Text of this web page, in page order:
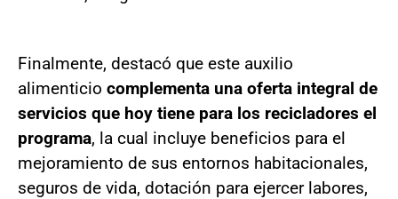
Finalmente, destacó que este auxilio
alimenticio complementa una oferta integral de
servicios que hoy tiene para los recicladores el
programa, la cual incluye beneficios para el
mejoramiento de sus entornos habitacionales,
seguros de vida, dotación para ejercer labores,